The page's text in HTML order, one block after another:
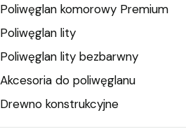
Poliwęglan komorowy Premium
Poliwęglan lity
Poliwęglan lity bezbarwny
Akcesoria do poliwęglanu
Drewno konstrukcyjne